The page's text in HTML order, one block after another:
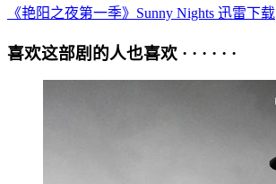
《艳阳之夜第一季》Sunny Nights 迅雷下载
喜欢这部剧的人也喜欢 · · · · · ·